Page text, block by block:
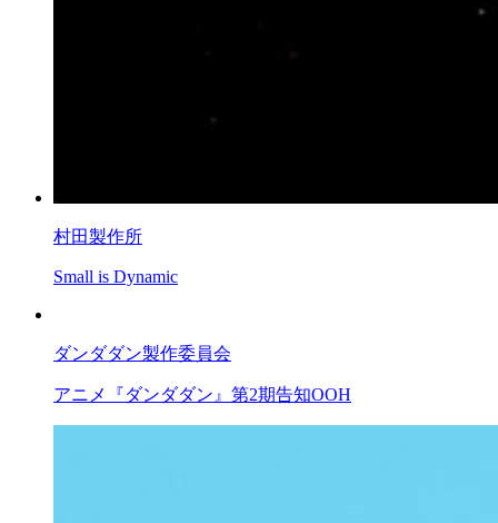
村田製作所
Small is Dynamic
ダンダダン製作委員会
アニメ『ダンダダン』第2期告知OOH